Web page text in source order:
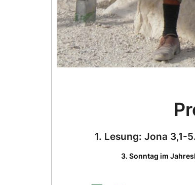
1. Lesung: Jona 3,1-
3. Sonntag im